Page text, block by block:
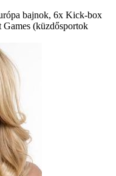
bajnok, 6x Kick-box
(küzdősportok